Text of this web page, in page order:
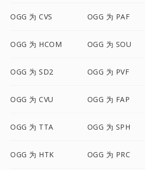
OGG 为 CVS OGG 为 PAF
OGG 为 HCOM OGG 为 SOU
OGG 为 SD2 OGG 为 PVF
OGG 为 CVU OGG 为 FAP
OGG 为 TTA OGG 为 SPH
OGG 为 HTK OGG 为 PRC